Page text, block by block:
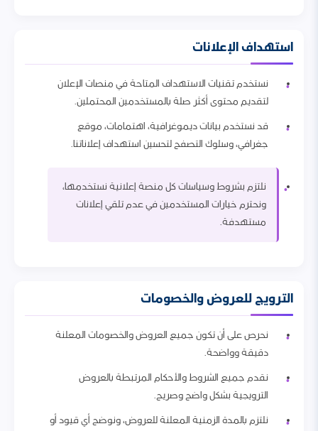
استهداف الإعلانات
نستخدم تقنيات الاستهداف المتاحة في منصات الإعلان
لتقديم محتوى أكثر صلة بالمستخدمين المحتملين.
قد نستخدم بيانات ديموغرافية، اهتمامات، موقع
جغرافي، وسلوك التصفح لتحسين استهداف إعلاناتنا.
نلتزم بشروط وسياسات كل منصة إعلانية نستخدمها،
ونحترم خيارات المستخدمين في عدم تلقي إعلانات
مستهدفة.
الترويج للعروض والخصومات
نحرص على أن تكون جميع العروض والخصومات المعلنة
دقيقة وواضحة.
نقدم جميع الشروط والأحكام المرتبطة بالعروض
الترويجية بشكل واضح وصريح.
نلتزم بالمدة الزمنية المعلنة للعروض، ونوضح أي قيود أو